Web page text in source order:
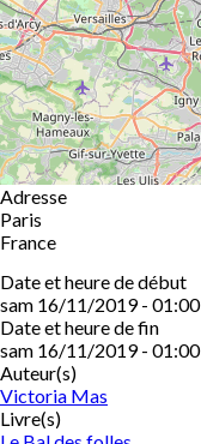
Adresse
Paris
France
Date et heure de début
sam 16/11/2019 - 01:00
Date et heure de fin
sam 16/11/2019 - 01:00
Auteur(s)
Victoria Mas
Livre(s)